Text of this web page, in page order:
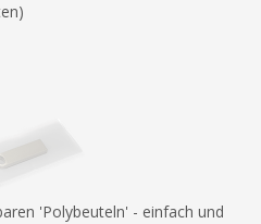
'Polybeuteln' - einfach und